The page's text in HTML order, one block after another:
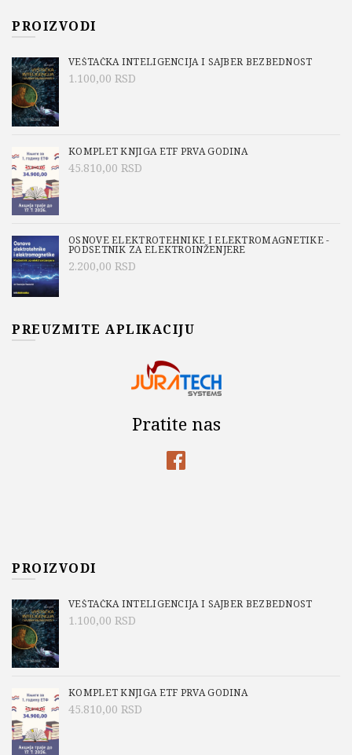
PROIZVODI
VEŠTAČKA INTELIGENCIJA I SAJBER BEZBEDNOST
1.100,00 RSD
KOMPLET KNJIGA ETF PRVA GODINA
45.810,00 RSD
OSNOVE ELEKTROTEHNIKE I ELEKTROMAGNETIKE -
PODSETNIK ZA ELEKTROINŽENJERE
2.200,00 RSD
PREUZMITE APLIKACIJU
Pratite nas
PROIZVODI
VEŠTAČKA INTELIGENCIJA I SAJBER BEZBEDNOST
1.100,00 RSD
KOMPLET KNJIGA ETF PRVA GODINA
45.810,00 RSD